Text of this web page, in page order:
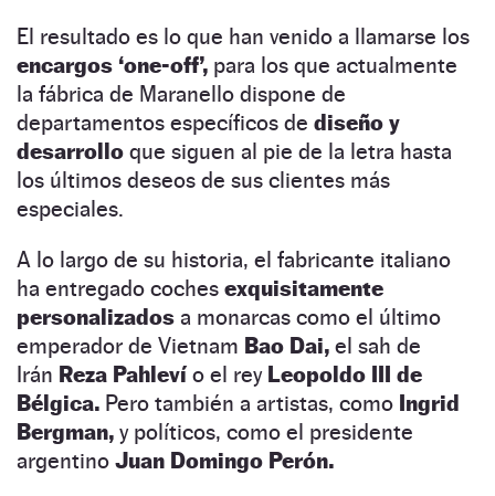
El resultado es lo que han venido a llamarse los
encargos ‘one-off’, para los que actualmente
la fábrica de Maranello dispone de
departamentos específicos de diseño y
desarrollo que siguen al pie de la letra hasta
los últimos deseos de sus clientes más
especiales.
A lo largo de su historia, el fabricante italiano
ha entregado coches exquisitamente
personalizados a monarcas como el último
emperador de Vietnam Bao Dai, el sah de
Irán Reza Pahleví o el rey Leopoldo III de
Bélgica. Pero también a artistas, como Ingrid
Bergman, y políticos, como el presidente
argentino Juan Domingo Perón.